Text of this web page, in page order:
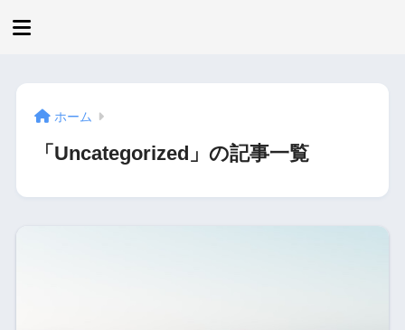
ホーム
「Uncategorized」の記事一覧